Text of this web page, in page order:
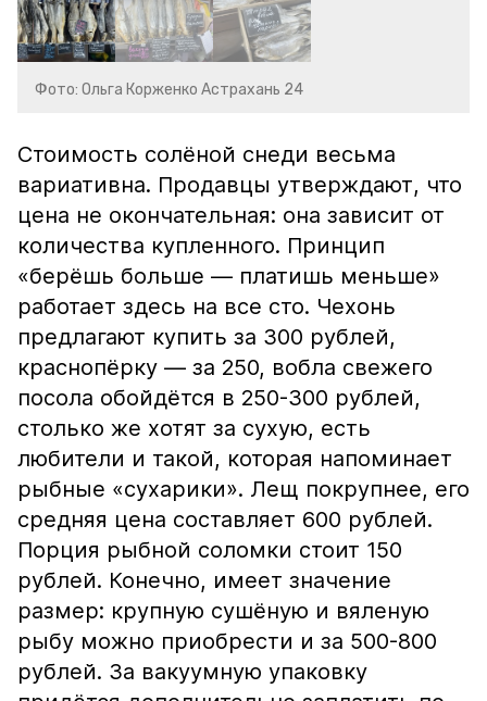
Фото: Ольга Корженко Астрахань 24
Стоимость солёной снеди весьма
вариативна. Продавцы утверждают, что
цена не окончательная: она зависит от
количества купленного. Принцип
«берёшь больше — платишь меньше»
работает здесь на все сто. Чехонь
предлагают купить за 300 рублей,
краснопёрку — за 250, вобла свежего
посола обойдётся в 250-300 рублей,
столько же хотят за сухую, есть
любители и такой, которая напоминает
рыбные «сухарики». Лещ покрупнее, его
средняя цена составляет 600 рублей.
Порция рыбной соломки стоит 150
рублей. Конечно, имеет значение
размер: крупную сушёную и вяленую
рыбу можно приобрести и за 500-800
рублей. За вакуумную упаковку